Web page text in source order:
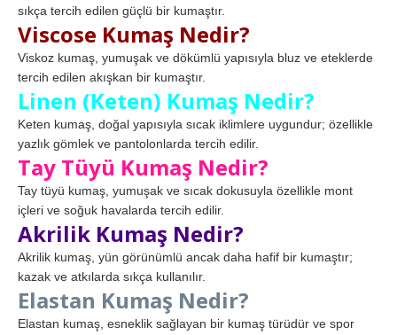
sıkça tercih edilen güçlü bir kumaştır.
Viscose Kumaş Nedir?
Viskoz kumaş, yumuşak ve dökümlü yapısıyla bluz ve eteklerde
tercih edilen akışkan bir kumaştır.
Linen (Keten) Kumaş Nedir?
Keten kumaş, doğal yapısıyla sıcak iklimlere uygundur; özellikle
yazlık gömlek ve pantolonlarda tercih edilir.
Tay Tüyü Kumaş Nedir?
Tay tüyü kumaş, yumuşak ve sıcak dokusuyla özellikle mont
içleri ve soğuk havalarda tercih edilir.
Akrilik Kumaş Nedir?
Akrilik kumaş, yün görünümlü ancak daha hafif bir kumaştır;
kazak ve atkılarda sıkça kullanılır.
Elastan Kumaş Nedir?
Elastan kumaş, esneklik sağlayan bir kumaş türüdür ve spor